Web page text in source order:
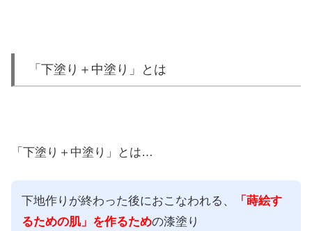
「下塗り＋中塗り」とは
「下塗り＋中塗り」とは…
下地作りが終わった後におこなわれる、
「蒔絵す
るための肌」を作るための漆塗り